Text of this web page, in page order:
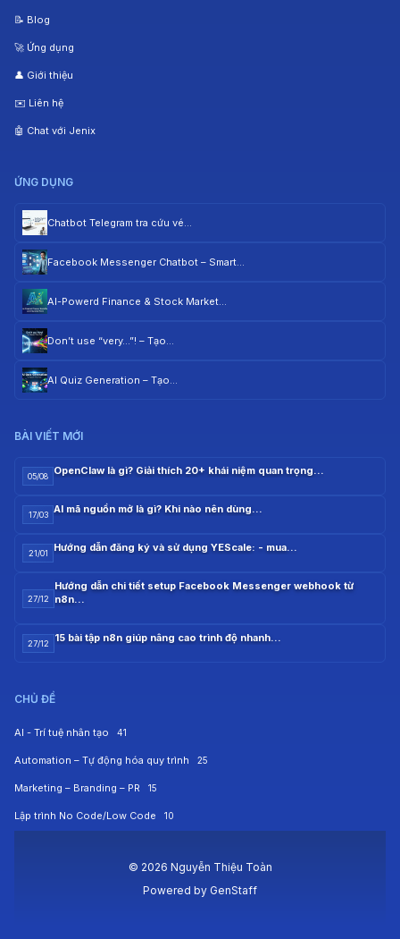
📝 Blog
🚀 Ứng dụng
👤 Giới thiệu
✉️ Liên hệ
🤖 Chat với Jenix
ỨNG DỤNG
Chatbot Telegram tra cứu vé…
Facebook Messenger Chatbot – Smart…
AI-Powerd Finance & Stock Market…
Don’t use “very…”! – Tạo…
AI Quiz Generation – Tạo…
BÀI VIẾT MỚI
05/08 OpenClaw là gì? Giải thích 20+ khái niệm quan trọng…
17/03 AI mã nguồn mở là gì? Khi nào nên dùng…
21/01 Hướng dẫn đăng ký và sử dụng YEScale: - mua…
27/12
Hướng dẫn chi tiết setup Facebook Messenger webhook từ
n8n…
27/12 15 bài tập n8n giúp nâng cao trình độ nhanh…
CHỦ ĐỀ
AI - Trí tuệ nhân tạo 41
Automation – Tự động hóa quy trình 25
Marketing – Branding – PR 15
Lập trình No Code/Low Code 10
© 2026 Nguyễn Thiệu Toàn
Powered by GenStaff